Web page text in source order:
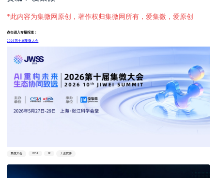
*此内容为集微网原创，著作权归集微网所有，爱集微，爱原创
点击进入专题报道：
2026第十届集微大会
集微大会 EDA IP 工业软件